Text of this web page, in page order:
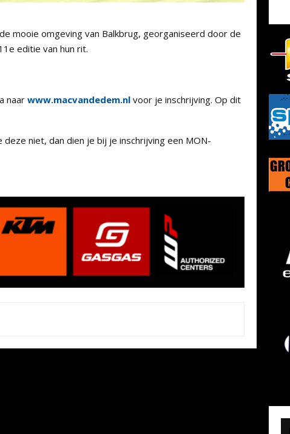
mooie omgeving van Balkbrug, georganiseerd door de
editie van hun rit.
naar www.macvandedem.nl voor je inschrijving. Op dit
niet, dan dien je bij je inschrijving een MON-